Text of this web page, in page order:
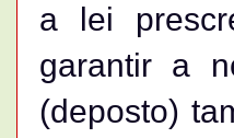
a lei
garantir a
(deposto)